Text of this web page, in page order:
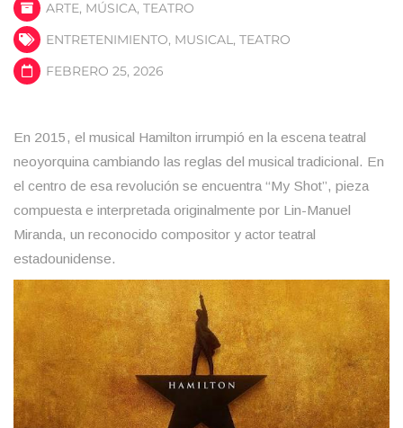
ARTE, MÚSICA, TEATRO
ENTRETENIMIENTO, MUSICAL, TEATRO
FEBRERO 25, 2026
En 2015, el musical Hamilton irrumpió en la escena teatral
neoyorquina cambiando las reglas del musical tradicional. En
el centro de esa revolución se encuentra “My Shot”, pieza
compuesta e interpretada originalmente por Lin-Manuel
Miranda, un reconocido compositor y actor teatral
estadounidense.